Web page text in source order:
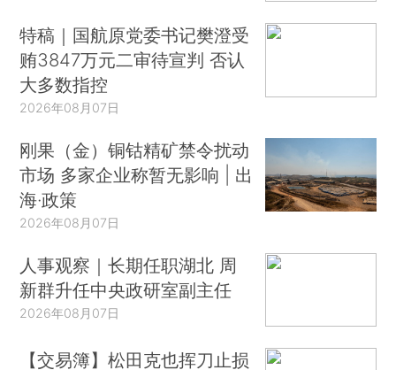
特稿｜国航原党委书记樊澄受
贿3847万元二审待宣判 否认
大多数指控
2026年08月07日
刚果（金）铜钴精矿禁令扰动
市场 多家企业称暂无影响 | 出
海·政策
2026年08月07日
人事观察｜长期任职湖北 周
新群升任中央政研室副主任
2026年08月07日
【交易簿】松田克也挥刀止损